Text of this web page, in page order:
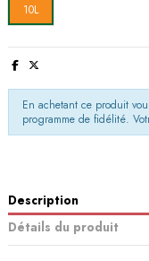
10L
En achetant ce produit
programme de fidélité.
Description
Détails du produit